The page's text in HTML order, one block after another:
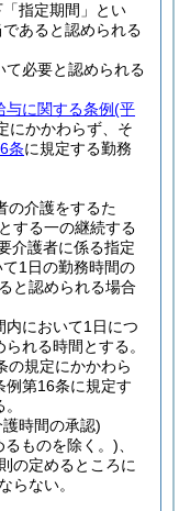
指定期間」とい
あると認められる
て必要と認められる
に関する条例(平
にかかわらず、そ
条に規定する勤務
の介護をするた
する一の継続する
介護者に係る指定
て1日の勤務時間の
と認められる場合
内において1日につ
れる時間とする。
の規定にかかわら
例第16条に規定す
時間の承認)
るものを除く。)
の定めるところに
らない。